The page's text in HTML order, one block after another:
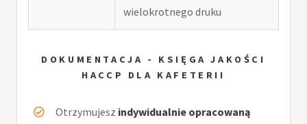
wielokrotnego druku
DOKUMENTACJA - KSIĘGA JAKOŚCI
HACCP DLA KAFETERII
Otrzymujesz indywidualnie opracowaną